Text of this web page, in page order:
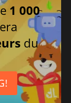
1 000
du